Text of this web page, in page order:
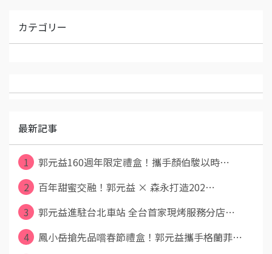
カテゴリー
最新記事
1
郭元益160週年限定禮盒！攜手顏伯駿以時⋯
2
百年甜蜜交融！郭元益 × 森永打造202⋯
3
郭元益進駐台北車站 全台首家現烤服務分店⋯
4
鳳小岳搶先品嚐春節禮盒！郭元益攜手格蘭菲⋯